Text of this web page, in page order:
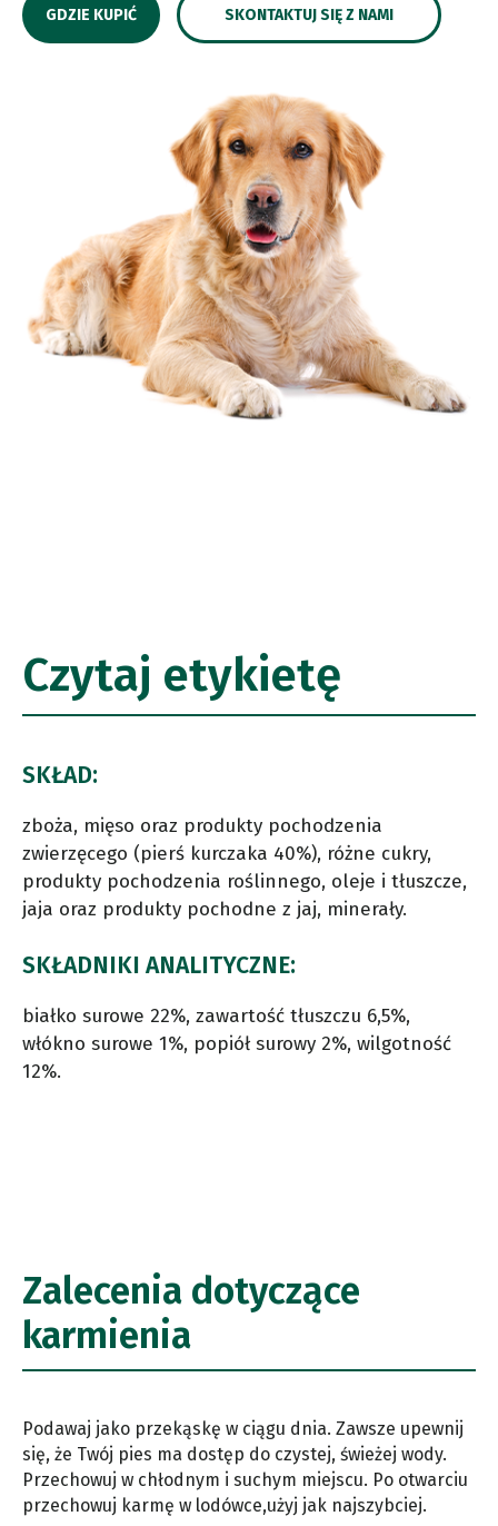
GDZIE KUPIĆ SKONTAKTUJ SIĘ Z NAMI
Czytaj etykietę
SKŁAD:
zboża, mięso oraz produkty pochodzenia
zwierzęcego (pierś kurczaka 40%), różne cukry,
produkty pochodzenia roślinnego, oleje i tłuszcze,
jaja oraz produkty pochodne z jaj, minerały.
SKŁADNIKI ANALITYCZNE:
białko surowe 22%, zawartość tłuszczu 6,5%,
włókno surowe 1%, popiół surowy 2%, wilgotność
12%.
Zalecenia dotyczące
karmienia
Podawaj jako przekąskę w ciągu dnia. Zawsze upewnij
się, że Twój pies ma dostęp do czystej, świeżej wody.
Przechowuj w chłodnym i suchym miejscu. Po otwarciu
przechowuj karmę w lodówce,użyj jak najszybciej.